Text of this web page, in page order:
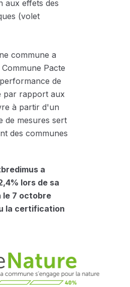
aux effets des
(volet
commune a
Pacte
de
par rapport aux
à partir d'un
de mesures sert
des communes
a
lors de sa
7 octobre
la certification